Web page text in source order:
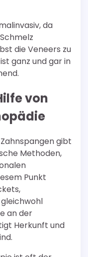
da
die Veneers zu
ganz und gar in
von
gibt
Methoden,
Punkt
an der
Herkunft und